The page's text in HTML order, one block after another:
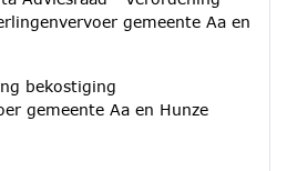
gemeente Aa en
bekostiging
gemeente Aa en Hunze